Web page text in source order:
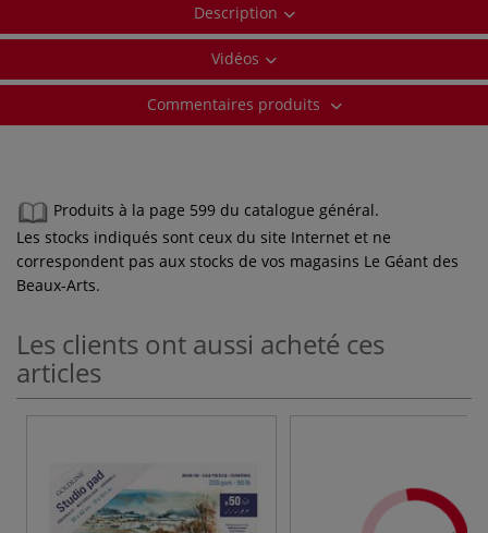
Description
Vidéos
Commentaires produits
Produits à la page 599 du catalogue général.
Les stocks indiqués sont ceux du site Internet et ne
correspondent pas aux stocks de vos magasins Le Géant des
Beaux-Arts.
Les clients ont aussi acheté ces
articles